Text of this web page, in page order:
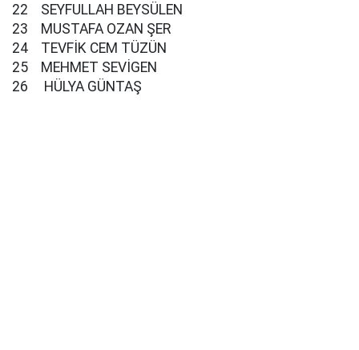
22 SEYFULLAH BEYSÜLEN
23 MUSTAFA OZAN ŞER
24 TEVFİK CEM TÜZÜN
25 MEHMET SEVİGEN
26 HÜLYA GÜNTAŞ